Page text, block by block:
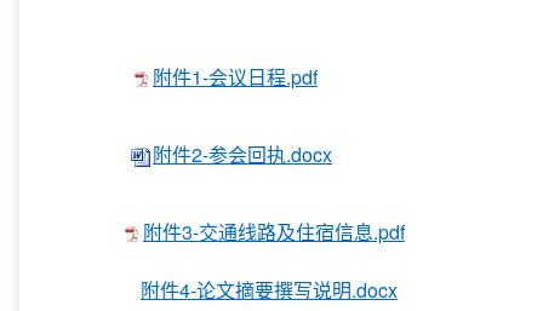
附件1-会议日程.pdf
附件2-参会回执.docx
附件3-交通线路及住宿信息.pdf
附件4-论文摘要撰写说明.docx